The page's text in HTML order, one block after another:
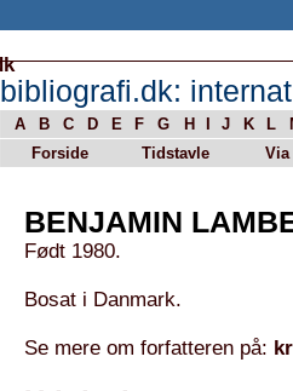
bibliografi.dk:
A B C D E F G H J K L
Forside
Tidstavle Via
BENJAMIN
Født 1980.
Bosat i Danmark.
Se mere om forfatteren på: